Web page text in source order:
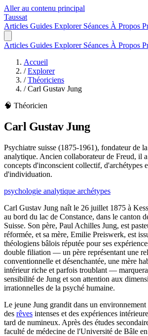
Aller au contenu principal
Taussat
Articles Guides Explorer Séances À Propos
Articles Guides Explorer Séances À Propos
Accueil
/ Explorer
/ Théoriciens
/ Carl Gustav Jung
🧠 Théoricien
Carl Gustav Jung
Psychiatre suisse (1875-1961), fondateur de
analytique. Ancien collaborateur de Freud, il
concepts d'inconscient collectif, d'archétypes
d'individuation.
psychologie analytique archétypes
Carl Gustav Jung naît le 26 juillet 1875 à
au bord du lac de Constance, dans le canton
Suisse. Son père, Paul Achilles Jung, est
réformée, et sa mère, Emilie Preiswerk, est
théologiens bâlois réputée pour ses
double filiation — un père représentant une
conventionnelle et désenchantée, une mère
intérieur riche et parfois troublant —
sensibilité de Jung et son attention aux
irrationnelles de la psyché humaine.
Le jeune Jung grandit dans un
des rêves intenses et des expériences
tard de numineux. Après des études
faculté de médecine de l'Université de Bâle